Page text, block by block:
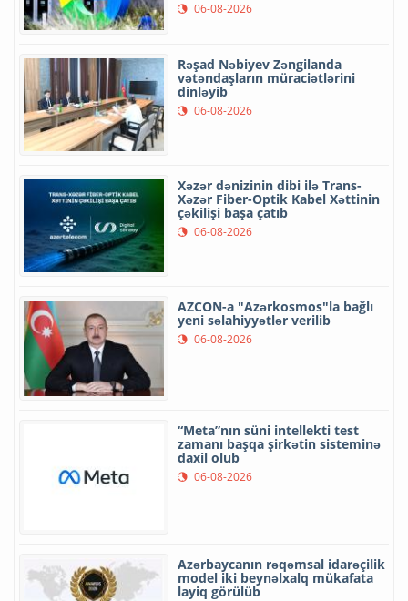
06-08-2026
Rəşad Nəbiyev Zəngilanda
vətəndaşların müraciətlərini
dinləyib
06-08-2026
Xəzər dənizinin dibi ilə Trans-
Xəzər Fiber-Optik Kabel Xəttinin
çəkilişi başa çatıb
06-08-2026
AZCON-a "Azərkosmos"la bağlı
yeni səlahiyyətlər verilib
06-08-2026
“Meta”nın süni intellekti test
zamanı başqa şirkətin sisteminə
daxil olub
06-08-2026
Azərbaycanın rəqəmsal idarəçilik
model iki beynəlxalq mükafata
layiq görülüb